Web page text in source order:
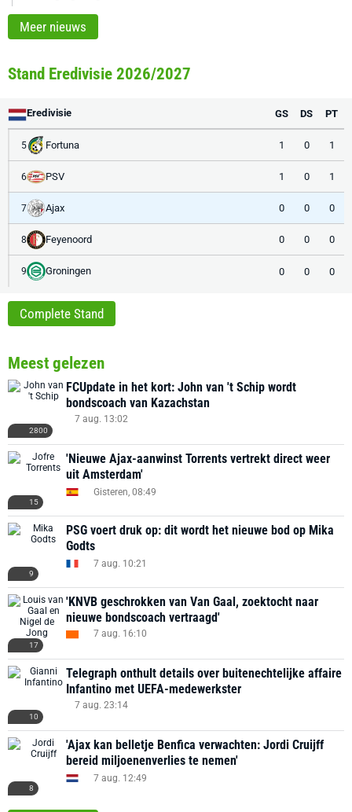
Meer nieuws
Stand Eredivisie 2026/2027
Eredivisie GS DS PT
5 Fortuna 1 0 1
6 PSV 1 0 1
7 Ajax 0 0 0
8 Feyenoord 0 0 0
9 Groningen 0 0 0
Complete Stand
Meest gelezen
2800
FCUpdate in het kort: John van 't Schip wordt
bondscoach van Kazachstan
7 aug. 13:02
15
'Nieuwe Ajax-aanwinst Torrents vertrekt direct weer
uit Amsterdam'
Gisteren, 08:49
9
PSG voert druk op: dit wordt het nieuwe bod op Mika
Godts
7 aug. 10:21
17
'KNVB geschrokken van Van Gaal, zoektocht naar
nieuwe bondscoach vertraagd'
7 aug. 16:10
10
Telegraph onthult details over buitenechtelijke affaire
Infantino met UEFA-medewerkster
7 aug. 23:14
8
'Ajax kan belletje Benfica verwachten: Jordi Cruijff
bereid miljoenenverlies te nemen'
7 aug. 12:49